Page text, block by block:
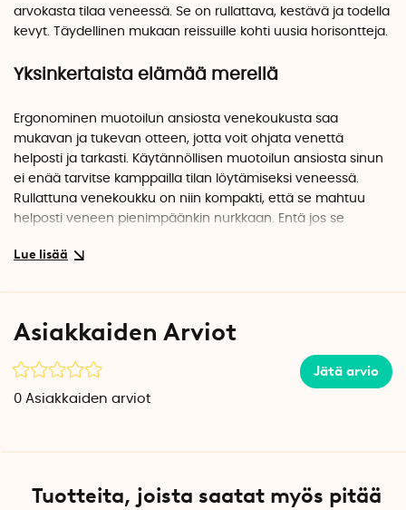
arvokasta tilaa veneessä. Se on rullattava, kestävä ja todella
kevyt. Täydellinen mukaan reissuille kohti uusia horisontteja.
Yksinkertaista elämää merellä
Ergonominen muotoilun ansiosta venekoukusta saa
mukavan ja tukevan otteen, jotta voit ohjata venettä
helposti ja tarkasti. Käytännöllisen muotoilun ansiosta sinun
ei enää tarvitse kamppailla tilan löytämiseksi veneessä.
Rullattuna venekoukku on niin kompakti, että se mahtuu
helposti veneen pienimpäänkin nurkkaan. Entä jos se
silloinkin, kun meri on myrskyisimmillään.
päähän ja nosta purjeet, sillä tämän kätevämmäksi se ei
enää muutu!
Tekniset tiedot
Valmistusmaa: Englanti
Asiakkaiden Arviot
Jätä arvio
0 Asiakkaiden arviot
Tuotteita, joista saatat myös pitää